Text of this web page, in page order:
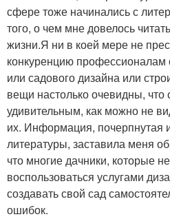
сфере тоже начинались с
того, о чем мне довелось
жизни.Я ни в коей мере не
конкуренцию
или садового дизайна или
вещи настолько очевидны, что
удивительным, как можно не
их. Информация, почерпнутая
литературы, заставила меня
что многие дачники, которые
воспользоваться услугами
создавать свой сад
ошибок.